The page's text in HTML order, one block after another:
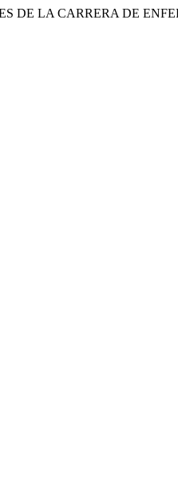
DE LA CARRERA DE